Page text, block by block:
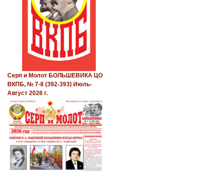
Серп и Молот БОЛЬШЕВИКА ЦО
ВКПБ, № 7-8 (392-393) Июль-
Август 2026 г.